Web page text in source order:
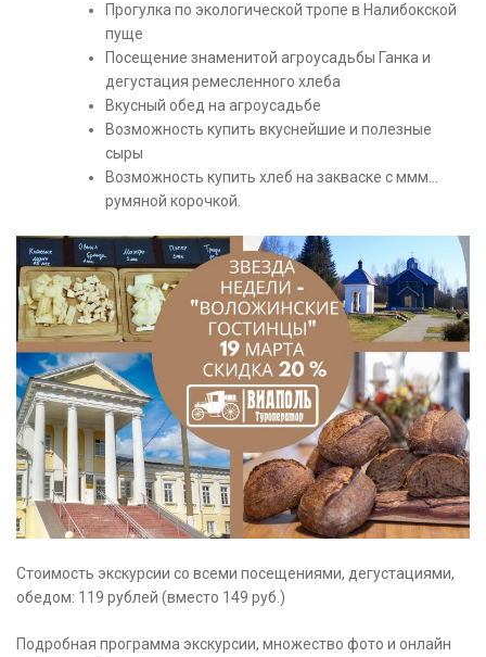
Прогулка по экологической тропе в Налибокской
пуще
Посещение знаменитой агроусадьбы Ганка и
дегустация ремесленного хлеба
Вкусный обед на агроусадьбе
Возможность купить вкуснейшие и полезные
сыры
Возможность купить хлеб на закваске с ммм…
румяной корочкой.
Стоимость экскурсии со всеми посещениями, дегустациями,
обедом: 119 рублей (вместо 149 руб.)
Подробная программа экскурсии, множество фото и онлайн